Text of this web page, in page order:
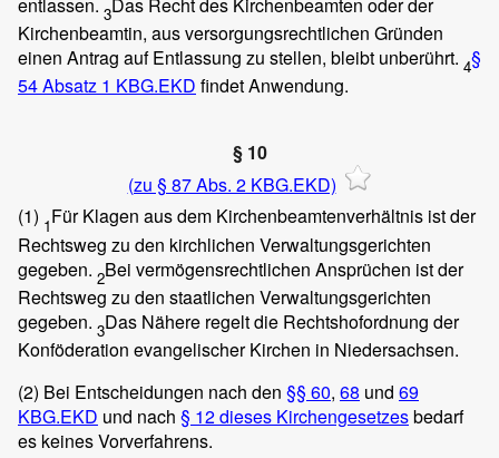
3
Kirchenbeamtin, aus versorgungsrechtlichen Gründen
einen Antrag auf Entlassung zu stellen, bleibt unberührt. 4§
54 Absatz 1 KBG.EKD findet Anwendung.
§ 10
(zu § 87 Abs. 2 KBG.EKD)
(1) 1Für Klagen aus dem Kirchenbeamtenverhältnis ist der
Rechtsweg zu den kirchlichen Verwaltungsgerichten
gegeben. 2Bei vermögensrechtlichen Ansprüchen ist der
Rechtsweg zu den staatlichen Verwaltungsgerichten
gegeben. 3Das Nähere regelt die Rechtshofordnung der
Konföderation evangelischer Kirchen in Niedersachsen.
(2) Bei Entscheidungen nach den §§ 60, 68 und 69
KBG.EKD und nach § 12 dieses Kirchengesetzesbedarf
es keines Vorverfahrens.